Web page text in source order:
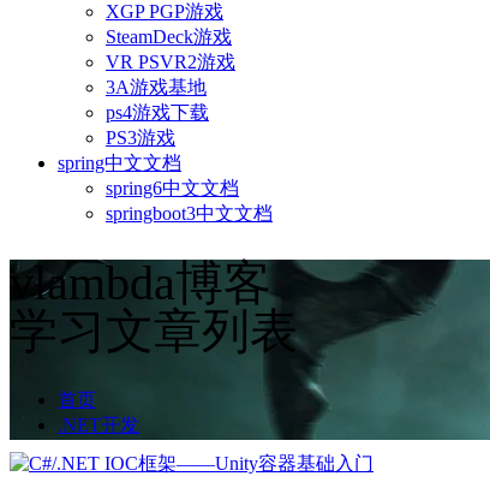
XGP PGP游戏
SteamDeck游戏
VR PSVR2游戏
3A游戏基地
ps4游戏下载
PS3游戏
spring中文文档
spring6中文文档
springboot3中文文档
vlambda博客
学习文章列表
首页
.NET开发